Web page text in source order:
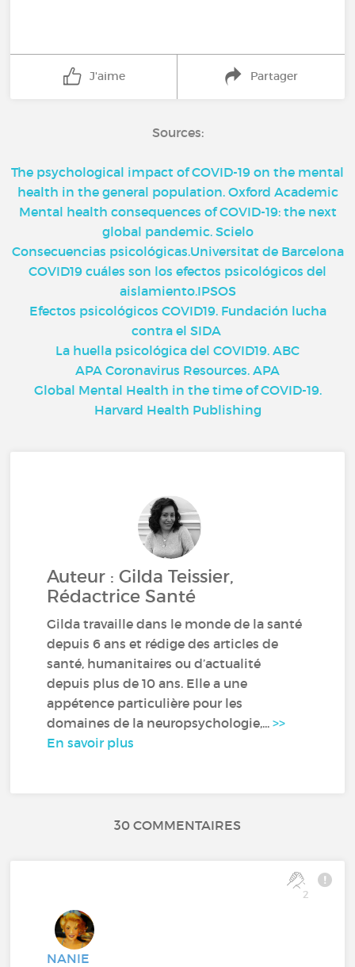
J'aime Partager
Sources:
The psychological impact of COVID-19 on the mental
health in the general population. Oxford Academic
Mental health consequences of COVID-19: the next
global pandemic. Scielo
Consecuencias psicológicas.Universitat de Barcelona
COVID19 cuáles son los efectos psicológicos del
aislamiento.IPSOS
Efectos psicológicos COVID19. Fundación lucha
contra el SIDA
La huella psicológica del COVID19. ABC
APA Coronavirus Resources. APA
Global Mental Health in the time of COVID-19.
Harvard Health Publishing
Auteur : Gilda Teissier,
Rédactrice Santé
Gilda travaille dans le monde de la santé
depuis 6 ans et rédige des articles de
santé, humanitaires ou d’actualité
depuis plus de 10 ans. Elle a une
appétence particulière pour les
domaines de la neuropsychologie,...>>
En savoir plus
30 COMMENTAIRES
2
NANIE